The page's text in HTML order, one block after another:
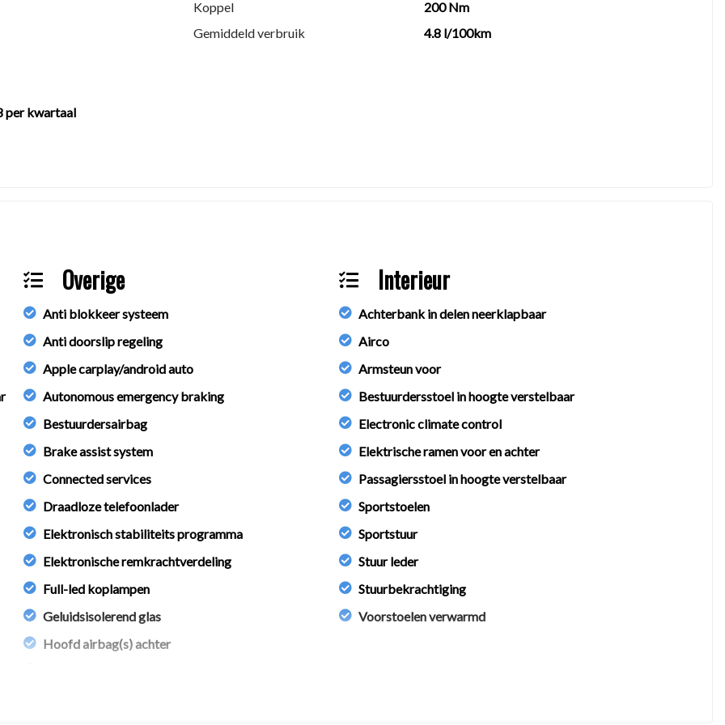
per kwartaal
Koppel
200 Nm
Gemiddeld verbruik
4.8 l/100km
Overige
Anti blokkeer systeem
Anti doorslip regeling
Apple carplay/android auto
Autonomous emergency braking
Bestuurdersairbag
Brake assist system
Connected services
Draadloze telefoonlader
Elektronisch stabiliteits programma
Elektronische remkrachtverdeling
Full-led koplampen
Geluidsisolerend glas
Hoofd airbag(s) achter
Interieur
Achterbank in delen neerklapbaar
Airco
Armsteun voor
Bestuurdersstoel in hoogte verstelbaar
Electronic climate control
Elektrische ramen voor en achter
Passagiersstoel in hoogte verstelbaar
Sportstoelen
Sportstuur
Stuur leder
Stuurbekrachtiging
Voorstoelen verwarmd